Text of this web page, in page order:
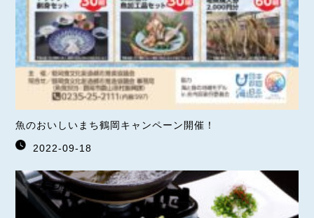
魚のおいしいまち鶴岡キャンペーン開催！
2022-09-18